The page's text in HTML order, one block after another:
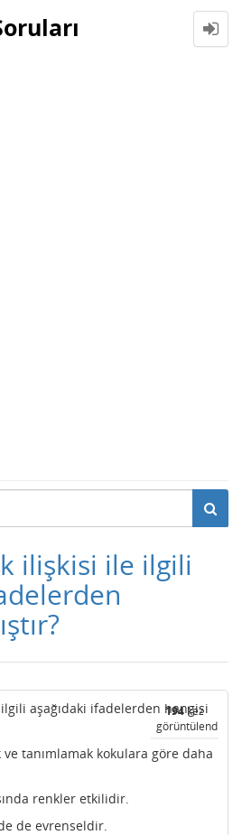
ilişkisi ile ilgili
194kez
görüntülendi
aşağıdaki ifadelerden hangisi
tanımlamak kokulara göre daha
renkler etkilidir.
de evrenseldir.